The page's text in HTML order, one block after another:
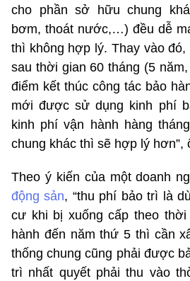
cho phần sở hữu chung
bơm, thoát nước,…) đều dễ
thì không hợp lý. Thay vào
sau thời gian 60 tháng (5
điểm kết thúc công tác bảo
mới được sử dụng kinh phí
kinh phí vận hành hàng
chung khác thì sẽ hợp lý hơn”,
Theo ý kiến của một doanh
động sản, “thu phí bảo trì là
cư khi bị xuống cấp theo
hành đến năm thứ 5 thì cần
thống chung cũng phải được
trì nhất quyết phải thu vào